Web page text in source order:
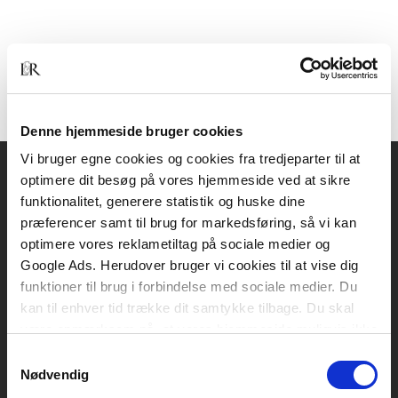
Denne hjemmeside bruger cookies
Vi bruger egne cookies og cookies fra tredjeparter til at
optimere dit besøg på vores hjemmeside ved at sikre
funktionalitet, generere statistik og huske dine
præferencer samt til brug for markedsføring, så vi kan
optimere vores reklametiltag på sociale medier og
Google Ads. Herudover bruger vi cookies til at vise dig
funktioner til brug i forbindelse med sociale medier. Du
kan til enhver tid trække dit samtykke tilbage. Du skal
tilbagetrækker et samtykke.
Nødvendig
Akademisk Forlag
Vognmagergade 11
1120 København K
CVR 76351910
Kontakt kundeservice